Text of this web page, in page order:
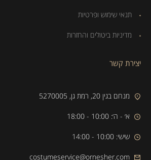
תנאי שימוש ופרטיות
מדיניות ביטולים והחזרות
יצירת קשר
מנחם בגין 20, רמת גן, 5270005
א׳ - ה׳: 10:00 - 18:00
שישי: 10:00 - 14:00
costumeservice@ornesher.com